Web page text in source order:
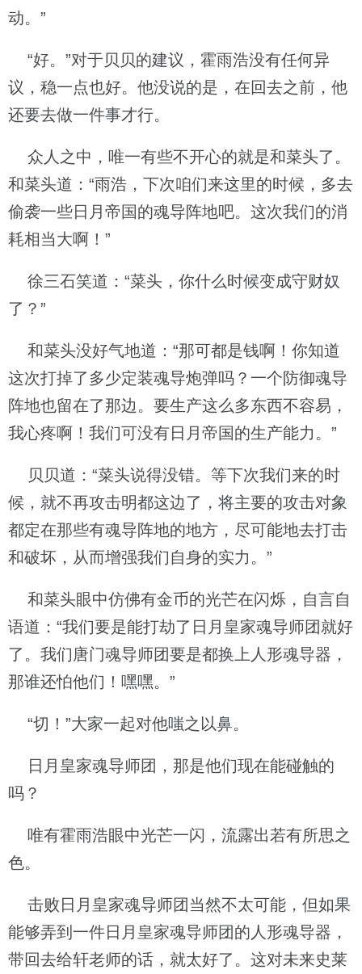
动。”
“好。”对于贝贝的建议，霍雨浩没有任何异
议，稳一点也好。他没说的是，在回去之前，他
还要去做一件事才行。
众人之中，唯一有些不开心的就是和菜头了。
和菜头道：“雨浩，下次咱们来这里的时候，多去
偷袭一些日月帝国的魂导阵地吧。这次我们的消
耗相当大啊！”
徐三石笑道：“菜头，你什么时候变成守财奴
了？”
和菜头没好气地道：“那可都是钱啊！你知道
这次打掉了多少定装魂导炮弹吗？一个防御魂导
阵地也留在了那边。要生产这么多东西不容易，
我心疼啊！我们可没有日月帝国的生产能力。”
贝贝道：“菜头说得没错。等下次我们来的时
候，就不再攻击明都这边了，将主要的攻击对象
都定在那些有魂导阵地的地方，尽可能地去打击
和破坏，从而增强我们自身的实力。”
和菜头眼中仿佛有金币的光芒在闪烁，自言自
语道：“我们要是能打劫了日月皇家魂导师团就好
了。我们唐门魂导师团要是都换上人形魂导器，
那谁还怕他们！嘿嘿。”
“切！”大家一起对他嗤之以鼻。
日月皇家魂导师团，那是他们现在能碰触的
吗？
唯有霍雨浩眼中光芒一闪，流露出若有所思之
色。
击败日月皇家魂导师团当然不太可能，但如果
能够弄到一件日月皇家魂导师团的人形魂导器，
带回去给轩老师的话，就太好了。这对未来史莱